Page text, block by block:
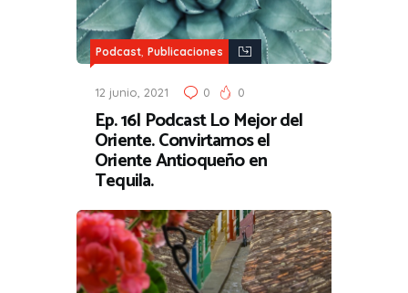
Podcast, Publicaciones
12 junio, 2021 0 0
Ep. 16| Podcast Lo Mejor del
Oriente. Convirtamos el
Oriente Antioqueño en
Tequila.